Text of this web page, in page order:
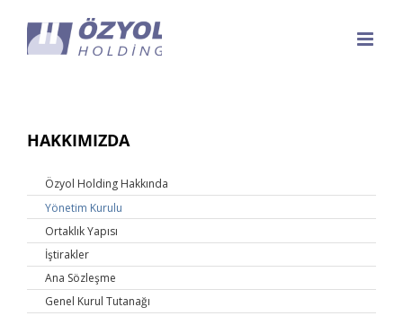
content
HAKKIMIZDA
Özyol Holding Hakkında
Yönetim Kurulu
Ortaklık Yapısı
İştirakler
Ana Sözleşme
Genel Kurul Tutanağı